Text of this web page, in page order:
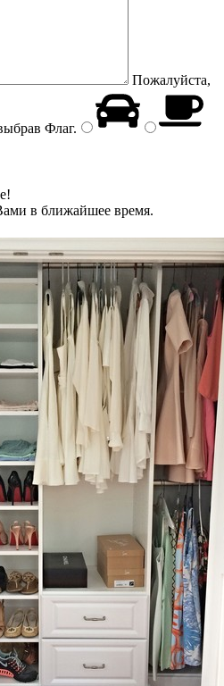
Пожалуйста,
Флаг.
в ближайшее время.